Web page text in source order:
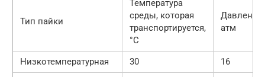
Тип пайки
Температура
среды, которая
транспортируется,
°С
Давление,
атм
Низкотемпературная 30
16